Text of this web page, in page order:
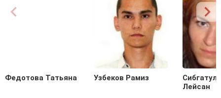
Федотова Татьяна Узбеков Рамиз
Лейсан